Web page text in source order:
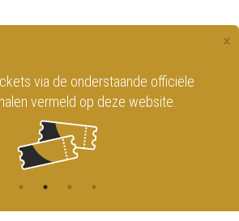
×
via de onderstaande officiële
vermeld op deze website.